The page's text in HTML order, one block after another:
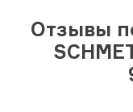
Отзывы